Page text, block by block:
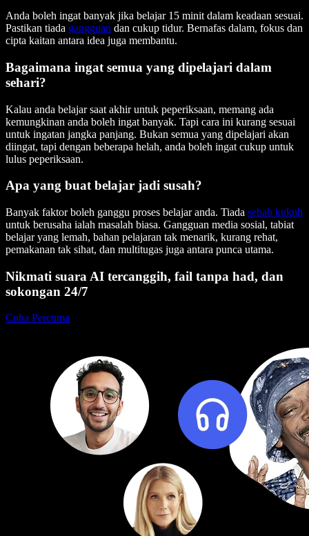
Anda boleh ingat banyak jika belajar 15 minit dalam keadaan sesuai.
Pastikan tiada gangguan dan cukup tidur. Bernafas dalam, fokus dan
cipta kaitan antara idea juga membantu.
Bagaimana ingat semua yang dipelajari dalam
sehari?
Kalau anda belajar saat akhir untuk peperiksaan, memang ada
kemungkinan anda boleh ingat banyak. Tapi cara ini kurang sesuai
untuk ingatan jangka panjang. Bukan semua yang dipelajari akan
diingat, tapi dengan beberapa helah, anda boleh ingat cukup untuk
lulus peperiksaan.
Apa yang buat belajar jadi susah?
Banyak faktor boleh ganggu proses belajar anda. Tiada sebab kukuh
untuk berusaha ialah masalah biasa. Gangguan media sosial, tabiat
belajar yang lemah, bahan pelajaran tak menarik, kurang rehat,
pemakanan tak sihat, dan multitugas juga antara punca utama.
Nikmati suara AI tercanggih, fail tanpa had, dan
sokongan 24/7
Cuba Percuma